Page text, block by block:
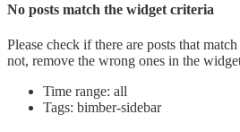
No posts match the widget criteria
Please check if there are posts that
not, remove the wrong ones in the
Time range: all
Tags: bimber-sidebar